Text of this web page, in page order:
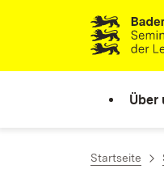
Zum Inhalt
Link zur
Über
Startseite